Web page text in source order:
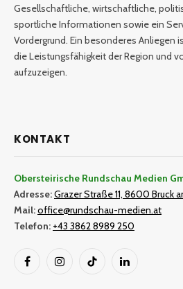
Gesellschaftliche, wirtschaftliche,
sportliche Informationen sowie ein
Vordergrund. Ein besonderes Anliegen
die Leistungsfähigkeit der Region und
aufzuzeigen.
KONTAKT
Obersteirische Rundschau Medien
Adresse:Grazer Straße 11, 8600 Bruck
Mail:office@rundschau-medien.at
Telefon: +43 3862 8989 250
FacebookInstagramTikTok LinkedIn